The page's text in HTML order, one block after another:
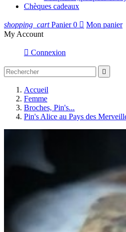
Chèques cadeaux
shopping_cart Panier 0  Mon panier
My Account
 Connexion

Accueil
Femme
Broches, Pin's...
Pin's Alice au Pays des